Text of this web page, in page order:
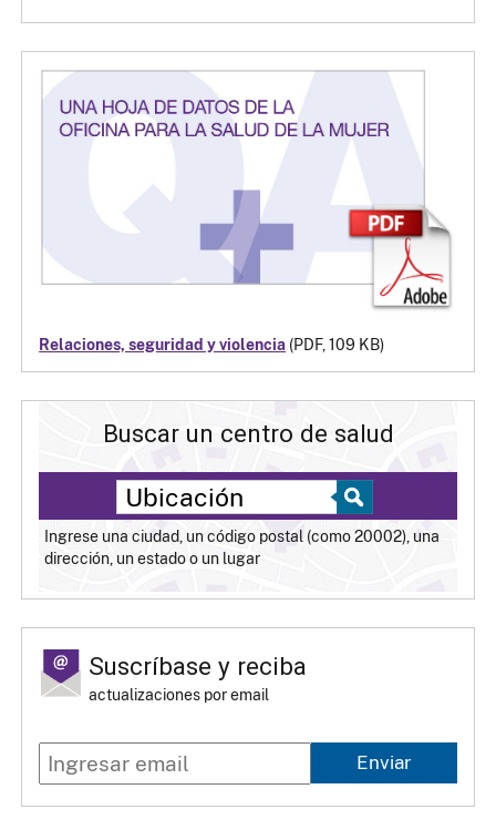
Relaciones, seguridad y violencia (PDF, 109 KB)
Buscar un centro de salud
Ingrese una ciudad, un código postal (como 20002), una
dirección, un estado o un lugar
Suscríbase y reciba
actualizaciones por email
Enviar